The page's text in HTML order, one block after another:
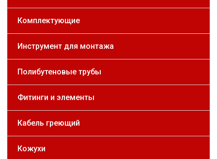
Комплектующие
Инструмент для монтажа
Полибутеновые трубы
Фитинги и элементы
Кабель греющий
Кожухи